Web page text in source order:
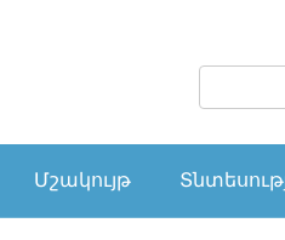
Մշակույթ